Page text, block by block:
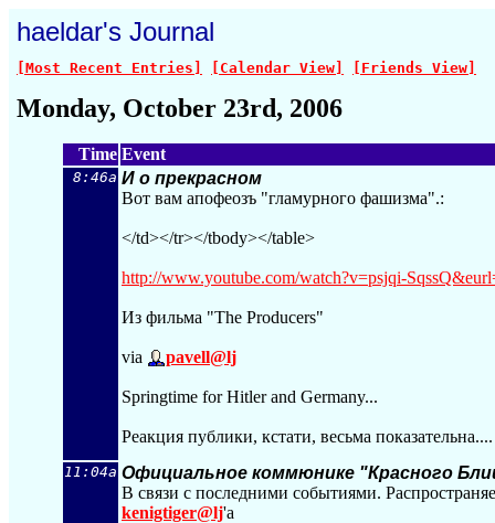
haeldar's Journal
[Most Recent Entries] [Calendar View] [Friends View]
Monday, October 23rd, 2006
Time Event
8:46a И о прекрасном
Вот вам апофеозъ "гламурного фашизма".:
</td></tr></tbody></table>
http://www.youtube.com/watch?v=psjqi-Sq
Из фильма "The Producers"
via pavell@lj
Springtime for Hitler and Germany...
Реакция публики, кстати, весьма показательна....
11:04a Официальное коммюнике "Красного
В связи с последними событиями.
kenigtiger@lj'а